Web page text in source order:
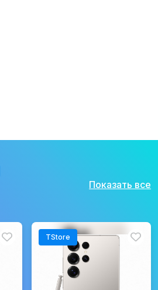
Показать все
TStore